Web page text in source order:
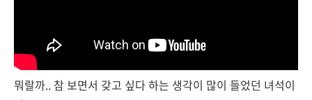
뭐랄까.. 참 보면서 갖고 싶다 하는 생각이 많이 들었던 녀석이